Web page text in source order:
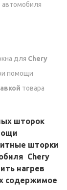
для Chery
помощи
товара
шторок
шторки
Chery
нагрев
содержимое